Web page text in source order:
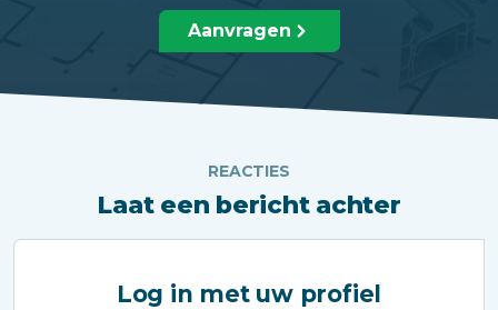
Aanvragen
REACTIES
Laat een bericht achter
Log in met uw profiel